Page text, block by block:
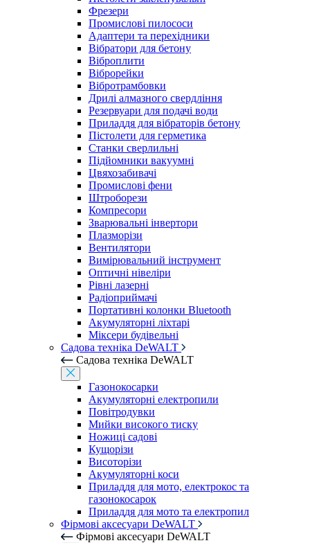
Фрезери
Промислові пилососи
Адаптери та перехідники
Вібратори для бетону
Віброплити
Віброрейки
Вібротрамбовки
Дрилі алмазного свердління
Резервуари для подачі води
Приладдя для вібраторів бетону
Пістолети для герметика
Станки сверлильні
Підйомники вакуумні
Цвяхозабивачі
Промислові фени
Штроборези
Компресори
Зварювальні інвертори
Плазморізи
Вентилятори
Вимірювальний інструмент
Оптичні нівеліри
Рівні лазерні
Радіоприймачі
Портативні колонки Bluetooth
Акумуляторні ліхтарі
Міксери будівельні
Садова техніка DeWALT
Садова техніка DeWALT
Газонокосарки
Акумуляторні електропили
Повітродувки
Мийки високого тиску
Ножиці садові
Кущорізи
Висоторізи
Акумуляторні коси
Приладдя для мото, електрокос та
газонокосарок
Приладдя для мото та електропил
Фірмові аксесуари DeWALT
Фірмові аксесуари DeWALT